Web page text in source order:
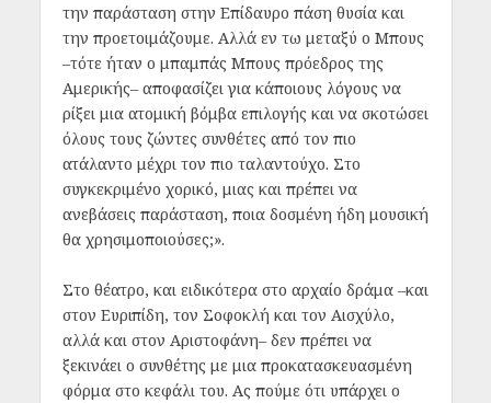
την παράσταση στην Επίδαυρο πάση θυσία και
την προετοιμάζουμε. Αλλά εν τω μεταξύ ο Μπους
–τότε ήταν ο μπαμπάς Μπους πρόεδρος της
Αμερικής– αποφασίζει για κάποιους λόγους να
ρίξει μια ατομική βόμβα επιλογής και να σκοτώσει
όλους τους ζώντες συνθέτες από τον πιο
ατάλαντο μέχρι τον πιο ταλαντούχο. Στο
συγκεκριμένο χορικό, μιας και πρέπει να
ανεβάσεις παράσταση, ποια δοσμένη ήδη μουσική
θα χρησιμοποιούσες;».
Στο θέατρο, και ειδικότερα στο αρχαίο δράμα –και
στον Ευριπίδη, τον Σοφοκλή και τον Αισχύλο,
αλλά και στον Αριστοφάνη– δεν πρέπει να
ξεκινάει ο συνθέτης με μια προκατασκευασμένη
φόρμα στο κεφάλι του. Ας πούμε ότι υπάρχει ο